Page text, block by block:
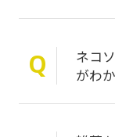
Q
ネコ
がわ